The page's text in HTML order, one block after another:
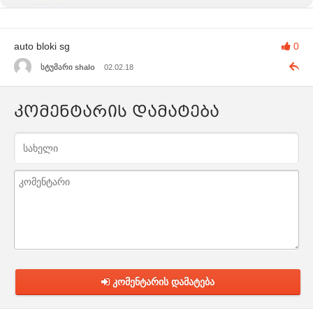
0
auto bloki sg
სტუმარი shalo 02.02.18
კომენტარის დამატება
კომენტარის დამატება